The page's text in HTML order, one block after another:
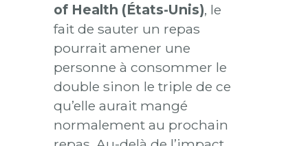
of Health (États-Unis), le
fait de sauter un repas
pourrait amener une
personne à consommer le
double sinon le triple de ce
qu’elle aurait mangé
normalement au prochain